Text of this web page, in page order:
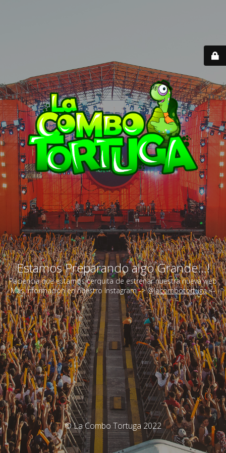
Estamos Preparando algo Grande...!
Paciencia que estamos cerquita de estrenar nuestra nueva web
Más información en nuestro Instagram -> @lacombotortuga<-
© La Combo Tortuga 2022